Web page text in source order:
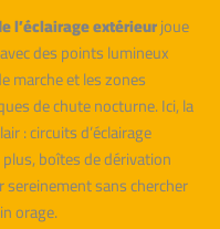
l’éclairage extérieurjoue
des points lumineux
marche et les zones
de chute nocturne. Ici, la
: circuits d’éclairage
boîtes de dérivation
sereinement sans chercher
orage.